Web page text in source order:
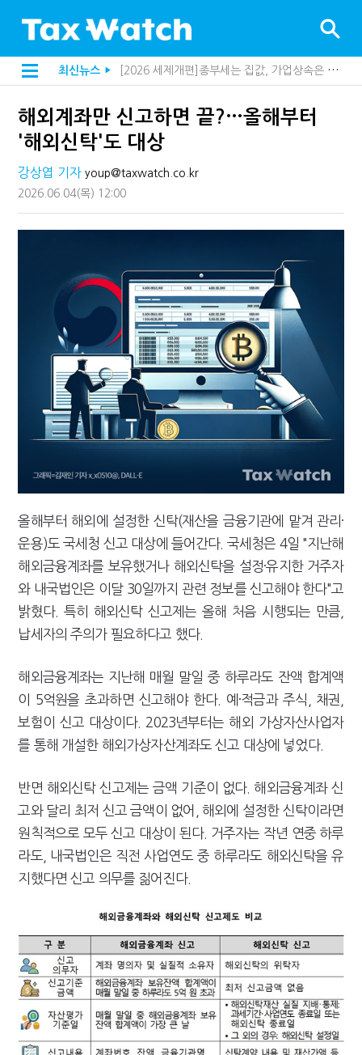
최신뉴스 ▶
[2026 세제개편]종부세는 집값, 가업상속은 기술…납세자가 꼭 볼 5가지
해외 안 갔는데 긁힌 신용카드…관세청이 몇분 만에 찾아낸 비결은?
내 지분만 봤다간 낭패…주식 양도세 추징 부른 '3가지 실수'
세무법인 HKL, 조사·재산세 전문가 임종수 세무사 영입
반도체·AI로봇 국내 생산땐 세금 깎아준다
해외계좌만 신고하면 끝?…올해부터
'해외신탁'도 대상
강상엽 기자 youp@taxwatch.co.kr
2026.06.04(목) 12:00
올해부터 해외에 설정한 신탁(재산을 금융기관에 맡겨 관리·
운용)도 국세청 신고 대상에 들어간다. 국세청은 4일 "지난해
해외금융계좌를 보유했거나 해외신탁을 설정·유지한 거주자
와 내국법인은 이달 30일까지 관련 정보를 신고해야 한다"고
밝혔다. 특히 해외신탁 신고제는 올해 처음 시행되는 만큼,
납세자의 주의가 필요하다고 했다.
해외금융계좌는 지난해 매월 말일 중 하루라도 잔액 합계액
이 5억원을 초과하면 신고해야 한다. 예·적금과 주식, 채권,
보험이 신고 대상이다. 2023년부터는 해외 가상자산사업자
를 통해 개설한 해외가상자산계좌도 신고 대상에 넣었다.
반면 해외신탁 신고제는 금액 기준이 없다. 해외금융계좌 신
고와 달리 최저 신고 금액이 없어, 해외에 설정한 신탁이라면
원칙적으로 모두 신고 대상이 된다. 거주자는 작년 연중 하루
라도, 내국법인은 직전 사업연도 중 하루라도 해외신탁을 유
지했다면 신고 의무를 짊어진다.